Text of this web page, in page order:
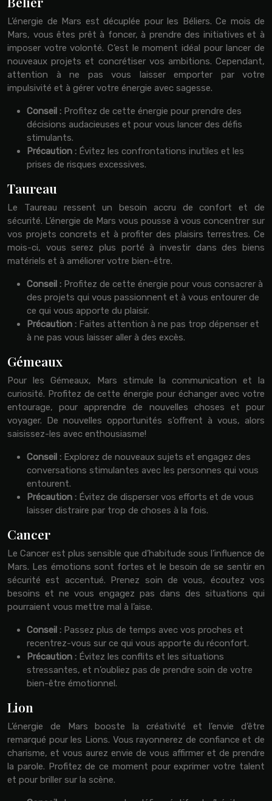
L’énergie de Mars est décuplée pour les Béliers. Ce mois de
Mars, vous êtes prêt à foncer, à prendre des initiatives et à
imposer votre volonté. C’est le moment idéal pour lancer de
nouveaux projets et concrétiser vos ambitions. Cependant,
attention à ne pas vous laisser emporter par votre
impulsivité et à gérer votre énergie avec sagesse.
Conseil : Profitez de cette énergie pour prendre des
décisions audacieuses et pour vous lancer des défis
stimulants.
Précaution : Évitez les confrontations inutiles et les
prises de risques excessives.
Taureau
Le Taureau ressent un besoin accru de confort et de
sécurité. L’énergie de Mars vous pousse à vous concentrer sur
vos projets concrets et à profiter des plaisirs terrestres. Ce
mois-ci, vous serez plus porté à investir dans des biens
matériels et à améliorer votre bien-être.
Conseil : Profitez de cette énergie pour vous consacrer à
des projets qui vous passionnent et à vous entourer de
ce qui vous apporte du plaisir.
Précaution : Faites attention à ne pas trop dépenser et
à ne pas vous laisser aller à des excès.
Gémeaux
Pour les Gémeaux, Mars stimule la communication et la
curiosité. Profitez de cette énergie pour échanger avec votre
entourage, pour apprendre de nouvelles choses et pour
voyager. De nouvelles opportunités s’offrent à vous, alors
saisissez-les avec enthousiasme!
Conseil : Explorez de nouveaux sujets et engagez des
conversations stimulantes avec les personnes qui vous
entourent.
Précaution : Évitez de disperser vos efforts et de vous
laisser distraire par trop de choses à la fois.
Cancer
Le Cancer est plus sensible que d’habitude sous l’influence de
Mars. Les émotions sont fortes et le besoin de se sentir en
sécurité est accentué. Prenez soin de vous, écoutez vos
besoins et ne vous engagez pas dans des situations qui
pourraient vous mettre mal à l’aise.
Conseil : Passez plus de temps avec vos proches et
recentrez-vous sur ce qui vous apporte du réconfort.
Précaution : Évitez les conflits et les situations
stressantes, et n’oubliez pas de prendre soin de votre
bien-être émotionnel.
Lion
L’énergie de Mars booste la créativité et l’envie d’être
remarqué pour les Lions. Vous rayonnerez de confiance et de
charisme, et vous aurez envie de vous affirmer et de prendre
la parole. Profitez de ce moment pour exprimer votre talent
et pour briller sur la scène.